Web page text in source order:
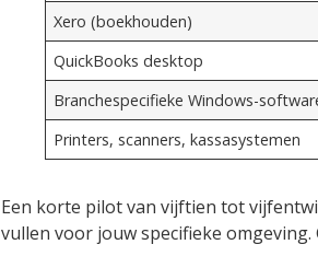
Xero (boekhouden)
QuickBooks desktop
Branchespecifieke Windows-
Printers, scanners, kassasystemen
Een korte pilot van vijftien tot
vullen voor jouw specifieke